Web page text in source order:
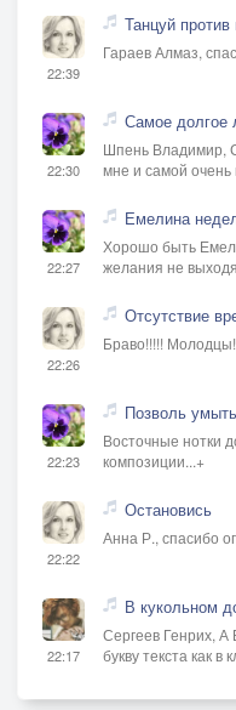
22:39
Танцуй против
Гараев Алмаз,
22:30
Самое долгое
Шпень Владимир,
мне и самой очень
22:27
Емелина
Хорошо быть
желания не
22:26
Отсутствие
Браво!!!!!
22:23
Позволь
Восточные нотки
композиции...+
22:22
Остановись
Анна Р., спасибо
22:17
В кукольном
Сергеев Генрих, А
букву текста как в